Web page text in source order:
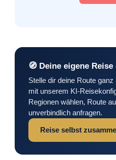
Deine eigene
Stelle dir deine Route
mit unserem KI-
Regionen wählen, Route
unverbindlich anfragen.
Reise selbst